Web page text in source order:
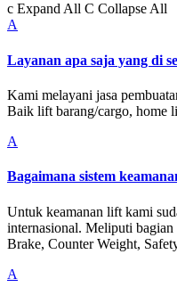
c Expand All C Collapse All
A
Layanan apa saja yang di
Kami melayani jasa
Baik lift barang/cargo, home
A
Bagaimana sistem
Untuk keamanan lift kami
internasional. Meliputi
Brake, Counter Weight,
A